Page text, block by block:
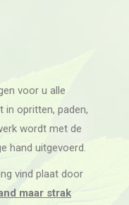
voor u alle
in opritten, paden,
wordt met de
hand uitgevoerd.
vind plaat door
maar strak